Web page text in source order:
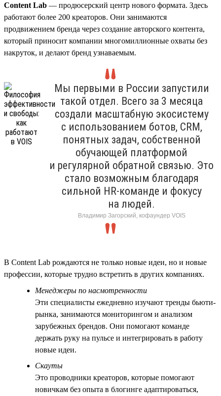
Content Lab — продюсерский центр нового формата. Здесь
работают более 200 креаторов. Они занимаются
продвижением бренда через создание авторского контента,
который приносит компании многомиллионные охваты без
накруток, и делают бренд узнаваемым.
Мы первыми в России запустили
такой отдел. Всего за 3 месяца
создали масштабную экосистему
с использованием ботов, CRM,
понятных задач, собственной
обучающей платформой
и регулярной обратной связью. Это
стало возможным благодаря
сильной HR-команде и фокусу
на людей.
Владимир Загорский, кофаундер VOIS
В Content Lab рождаются не только новые идеи, но и новые
профессии, которые трудно встретить в других компаниях.
Менеджеры по насмотренности
Эти специалисты ежедневно изучают тренды бьюти-
рынка, занимаются мониторингом и анализом
зарубежных брендов. Они помогают команде
держать руку на пульсе и интегрировать в работу
новые идеи.
Скауты
Это проводники креаторов, которые помогают
новичкам без опыта в блогинге адаптироваться,